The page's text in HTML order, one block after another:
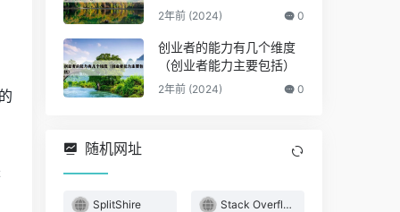
找投资公司）
2年前 (2024) 0
创业者的能力有几个维度
（创业者能力主要包括）
2年前 (2024) 0
随机网址
SplitShire Stack Overflow